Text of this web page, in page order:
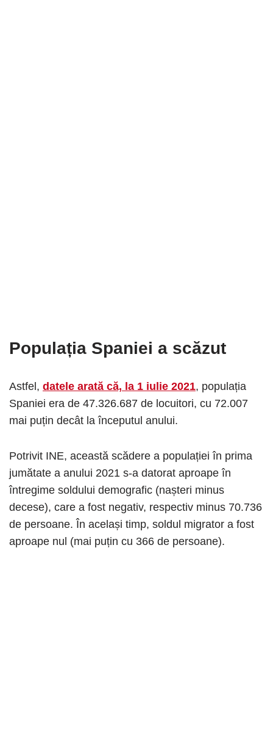
Populația Spaniei a scăzut
Astfel, datele arată că, la 1 iulie 2021, populația
Spaniei era de 47.326.687 de locuitori, cu 72.007
mai puțin decât la începutul anului.
Potrivit INE, această scădere a populației în prima
jumătate a anului 2021 s-a datorat aproape în
întregime soldului demografic (nașteri minus
decese), care a fost negativ, respectiv minus 70.736
de persoane. În același timp, soldul migrator a fost
aproape nul (mai puțin cu 366 de persoane).